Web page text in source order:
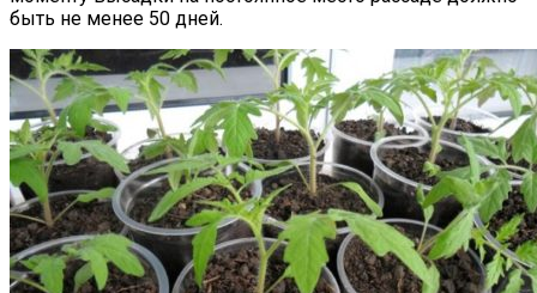
быть не менее 50 дней.